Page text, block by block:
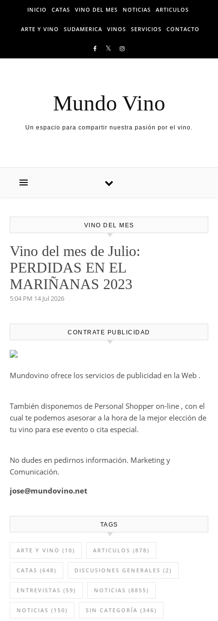
Skip to content
INICIO CATAS VINO DEL MES NOTICIAS ARTICULOS
ARTE Y VINO SUDAMERICA VINOS SERVICIOS CONTACTO
Mundo Vino
Un espacio para compartir nuestra pasión por el vino.
VINO DEL MES
Vino del mes de Julio:
PERDIDAS EN EL
MARIÑANAS 2023
5:04 PM 14 Jul 2026
CONTRATE PUBLICIDAD
Mundovino ofrece los servicios de publicidad en la Web .
También disponemos de Personal Shopper on-line , con el
cual te podemos asesorar a la hora de la mejor elección de
tu vino para ese evento o cita especial.
No dudes en pedirnos información. Marketing y
Comunicación.
jose@mundovino.net
TAGS
ARTE Y VINO (10) ARTICULOS (878)
CATAS (648) DISCUSIONES GENERALES (2)
ENTREVISTAS (59) NOTICIAS (8855)
NOTICIAS (150) SIN CATEGORÍA (346)